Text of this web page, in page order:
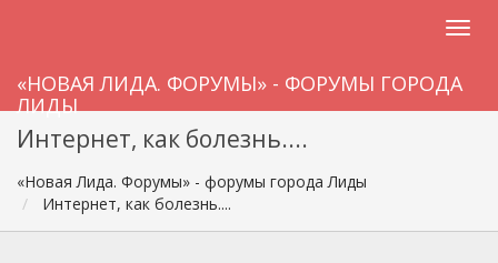
«НОВАЯ ЛИДА. ФОРУМЫ» - ФОРУМЫ ГОРОДА
ЛИДЫ
Интернет, как болезнь....
«Новая Лида. Форумы» - форумы города Лиды
Интернет, как болезнь....